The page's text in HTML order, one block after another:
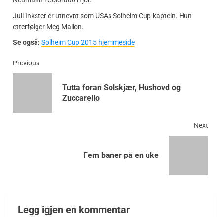
Juli Inkster er utnevnt som USAs Solheim Cup-kaptein. Hun
etterfølger Meg Mallon.
Se også: Solheim Cup 2015 hjemmeside
Previous
Tutta foran Solskjær, Hushovd og
Zuccarello
Next
Fem baner på en uke
Legg igjen en kommentar